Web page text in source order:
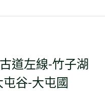
坪-小觀音西西峰-清風
古道-菜公坑山 O
道左線-竹子湖
谷-大屯國